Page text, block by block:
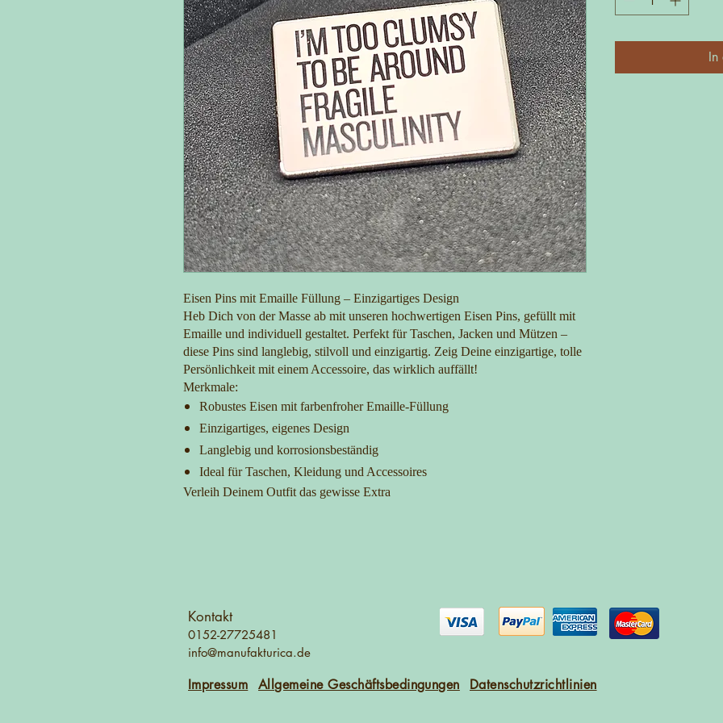
Eisen Pins mit Emaille Füllung – Einzigartiges Design
Heb Dich von der Masse ab mit unseren hochwertigen Eisen Pins, gefüllt mit
Emaille und individuell gestaltet. Perfekt für Taschen, Jacken und Mützen –
diese Pins sind langlebig, stilvoll und einzigartig. Zeig Deine einzigartige, tolle
Persönlichkeit mit einem Accessoire, das wirklich auffällt!
Merkmale:
Robustes Eisen mit farbenfroher Emaille-Füllung
Einzigartiges, eigenes Design
Langlebig und korrosionsbeständig
Ideal für Taschen, Kleidung und Accessoires
Verleih Deinem Outfit das gewisse Extra
In
Kontakt
0152-27725481
info@manufakturica.de
Impressum Allgemeine Geschäftsbedingungen Datenschutzrichtlinien